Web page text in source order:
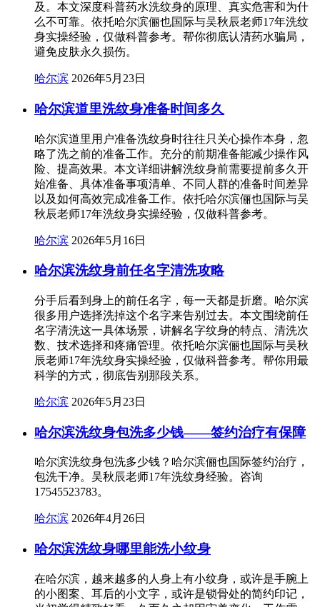
及。本文深度科普药水洗纹身的原理、真实危害和为什
么不可靠。依托哈尔滨俪也国际与吴秋辰老师17年洗纹
身实操经验，仅做科普参考。帮你彻底认清药水骗局，
避免皮肤永久损伤。
哈尔滨 2026年5月23日
哈尔滨道里洗纹身准备时间多久
哈尔滨道里用户准备洗纹身时往往只关心操作本身，忽
略了洗之前的准备工作。充分的前期准备能减少操作风
险、提高效果。本文详细讲解洗纹身前需要提前多久开
始准备、具体准备事项清单、不同人群的准备时间差异
以及如何高效完成准备工作。依托哈尔滨俪也国际与吴
秋辰老师17年洗纹身实操经验，仅做科普参考。
哈尔滨 2026年5月16日
哈尔滨洗纹身前任名字清洗攻略
分手后看到身上的前任名字，每一天都是折磨。哈尔滨
很多用户选择洗掉这个名字来告别过去。本文围绕前任
名字清洗这一具体场景，讲解名字纹身的特点、清洗次
数、技术选择和疼痛管理。依托哈尔滨俪也国际与吴秋
辰老师17年洗纹身实操经验，仅做科普参考。帮你用最
科学的方式，彻底告别那段关系。
哈尔滨 2026年5月23日
哈尔滨洗纹身包洗多少钱——签约治疗有保障
哈尔滨洗纹身包洗多少钱？哈尔滨俪也国际签约治疗，
包洗干净。吴秋辰老师17年洗纹身经验。咨询
17545523783。
哈尔滨 2026年4月26日
哈尔滨洗纹身哪里能洗小纹身
在哈尔滨，越来越多的人身上有小纹身，或许是手腕上
的小图案、耳后的小文字，或许是锁骨处的简约印记，